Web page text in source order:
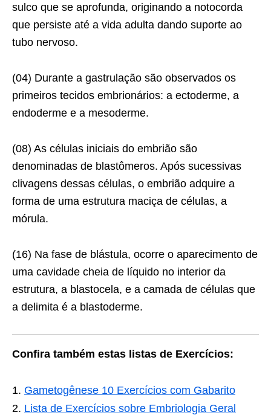
sulco que se aprofunda, originando a notocorda
que persiste até a vida adulta dando suporte ao
tubo nervoso.
(04) Durante a gastrulação são observados os
primeiros tecidos embrionários: a ectoderme, a
endoderme e a mesoderme.
(08) As células iniciais do embrião são
denominadas de blastômeros. Após sucessivas
clivagens dessas células, o embrião adquire a
forma de uma estrutura maciça de células, a
mórula.
(16) Na fase de blástula, ocorre o aparecimento de
uma cavidade cheia de líquido no interior da
estrutura, a blastocela, e a camada de células que
a delimita é a blastoderme.
Confira também estas listas de Exercícios:
Gametogênese 10 Exercícios com Gabarito
Lista de Exercícios sobre Embriologia Geral